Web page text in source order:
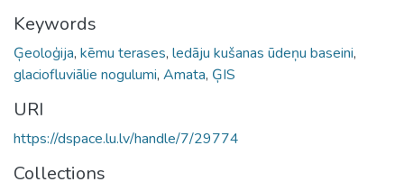
Keywords
Ģeoloģija, kēmu terases, ledāju kušanas ūdeņu baseini,
glaciofluviālie nogulumi, Amata, ĢIS
URI
https://dspace.lu.lv/handle/7/29774
Collections